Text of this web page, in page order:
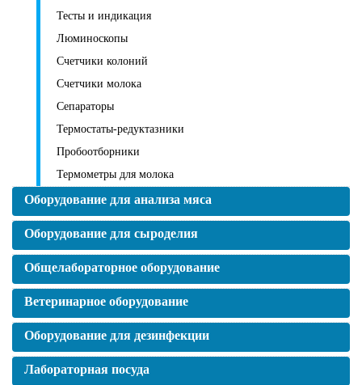
Тесты и индикация
Люминоскопы
Счетчики колоний
Счетчики молока
Сепараторы
Термостаты-редуктазники
Пробоотборники
Термометры для молока
Оборудование для анализа мяса
Оборудование для сыроделия
Общелабораторное оборудование
Ветеринарное оборудование
Оборудование для дезинфекции
Лабораторная посуда